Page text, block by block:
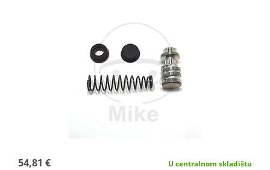
54,81 € U centralnom skladištu